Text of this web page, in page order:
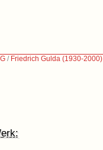
G / Friedrich Gulda (1930-2000)